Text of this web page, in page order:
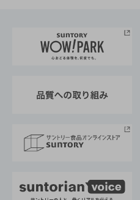
地域情報
サントリーサンバーズ大阪
サントリーが考えるサス
企業概要
採用情報